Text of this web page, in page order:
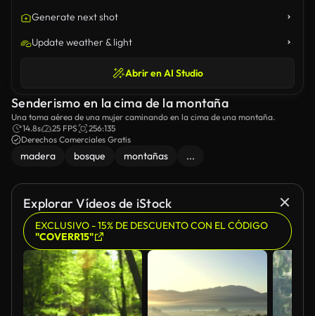
Generate next shot
Update weather & light
Abrir en AI Studio
Senderismo en la cima de la montaña
Una toma aérea de una mujer caminando en la cima de una montaña.
14.8s
25 FPS
256:135
Derechos Comerciales Gratis
madera bosque montañas ...
Explorar Vídeos de iStock
EXCLUSIVO - 15% DE DESCUENTO CON EL CÓDIGO
"COVERR15"